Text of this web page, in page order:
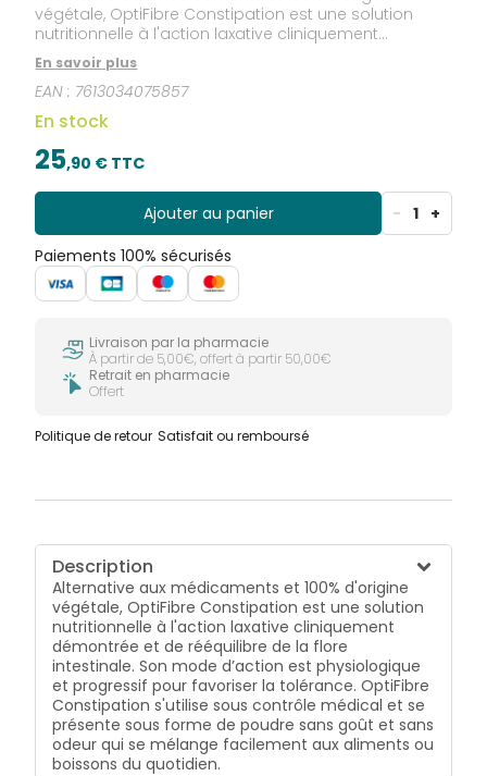
végétale, OptiFibre Constipation est une solution
nutritionnelle à l'action laxative cliniquement
démontrée et de rééquilibre de la flore intestinale.
Son mode d’action est physiologique et progressif
pour favoriser la tolérance. OptiFibre Constipation
s'utilise sous contrôle médical et se présente sous
forme de poudre sans goût et sans odeur qui se
mélange facilement aux aliments ou boissons du
quotidien.
En savoir plus
EAN : 7613034075857
En stock
25,90 € TTC
Ajouter au panier - 1 +
Paiements 100% sécurisés
Livraison par la pharmacie
À partir de 5,00€, offert à partir 50,00€
Retrait en pharmacie
Offert
Politique de retour Satisfait ou remboursé
Description
Alternative aux médicaments et 100% d'origine
végétale, OptiFibre Constipation est une solution
nutritionnelle à l'action laxative cliniquement
démontrée et de rééquilibre de la flore
intestinale. Son mode d’action est physiologique
et progressif pour favoriser la tolérance. OptiFibre
Constipation s'utilise sous contrôle médical et se
présente sous forme de poudre sans goût et sans
odeur qui se mélange facilement aux aliments ou
boissons du quotidien.